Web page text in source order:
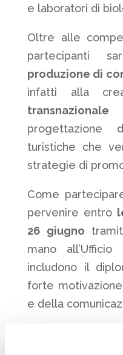
e laboratori di
Oltre alle
partecipanti
produzione di
infatti alla
transnazionale
turistiche che
strategie di
Come
pervenire entro
26 giugno
mano
includono il
forte
e della
L’avviso